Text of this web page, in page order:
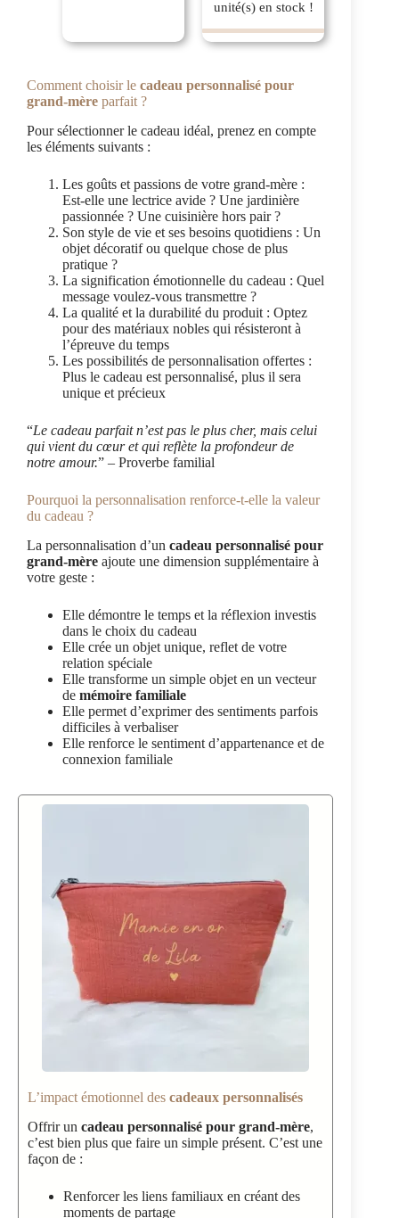
unité(s) en stock !
Comment choisir le cadeau personnalisé pour
grand-mère parfait ?
Pour sélectionner le cadeau idéal, prenez en compte
les éléments suivants :
Les goûts et passions de votre grand-mère :
Est-elle une lectrice avide ? Une jardinière
passionnée ? Une cuisinière hors pair ?
Son style de vie et ses besoins quotidiens : Un
objet décoratif ou quelque chose de plus
pratique ?
La signification émotionnelle du cadeau : Quel
message voulez-vous transmettre ?
La qualité et la durabilité du produit : Optez
pour des matériaux nobles qui résisteront à
l’épreuve du temps
Les possibilités de personnalisation offertes :
Plus le cadeau est personnalisé, plus il sera
unique et précieux
“Le cadeau parfait n’est pas le plus cher, mais celui
qui vient du cœur et qui reflète la profondeur de
notre amour.” – Proverbe familial
Pourquoi la personnalisation renforce-t-elle la valeur
du cadeau ?
La personnalisation d’un cadeau personnalisé pour
grand-mère ajoute une dimension supplémentaire à
votre geste :
Elle démontre le temps et la réflexion investis
dans le choix du cadeau
Elle crée un objet unique, reflet de votre
relation spéciale
Elle transforme un simple objet en un vecteur
de mémoire familiale
Elle permet d’exprimer des sentiments parfois
difficiles à verbaliser
Elle renforce le sentiment d’appartenance et de
connexion familiale
L’impact émotionnel des cadeaux personnalisés
Offrir un cadeau personnalisé pour grand-mère,
c’est bien plus que faire un simple présent. C’est une
façon de :
Renforcer les liens familiaux en créant des
moments de partage